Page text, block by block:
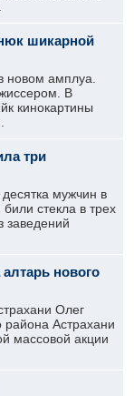
шикарной
новом амплуа.
В
кинокартины
три
мужчин в
стекла в трех
заведений
нового
Олег
Астрахани
массовой акции